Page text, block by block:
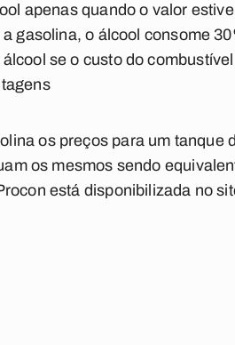
apenas quando o valor
gasolina, o álcool consome
se o custo do
os preços para um tanque
os mesmos sendo
está disponibilizada no